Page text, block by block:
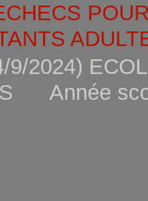
9/2024)
Année